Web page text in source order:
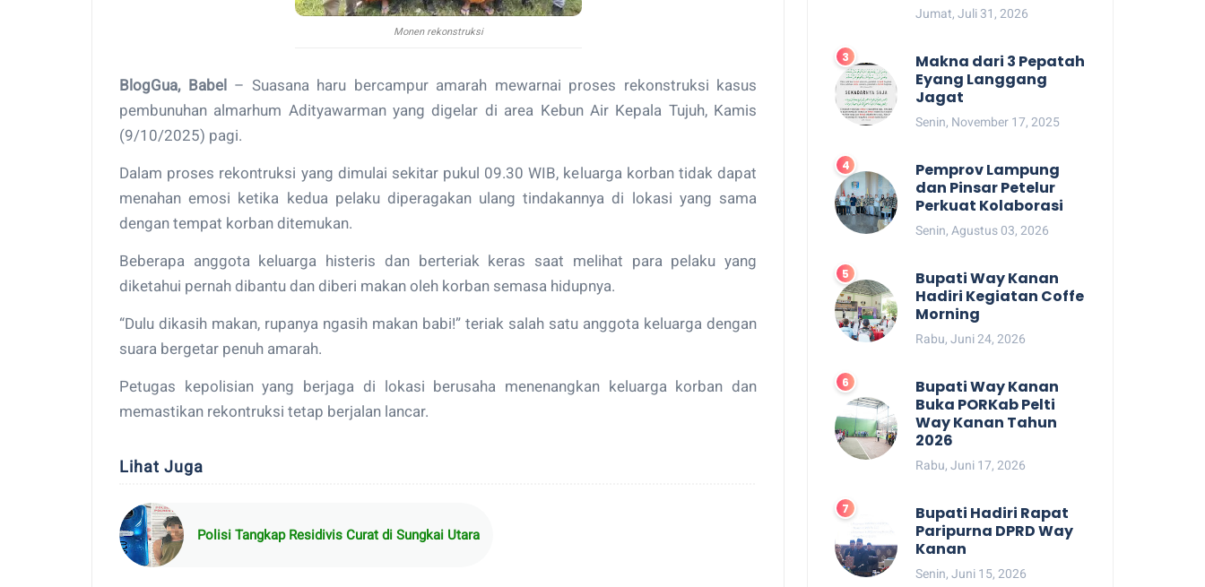
Monen rekonstruksi
BlogGua, Babel
– Suasana haru bercampur amarah mewarnai proses rekonstruksi kasus
pembunuhan almarhum Adityawarman yang digelar di area Kebun Air Kepala Tujuh, Kamis
(9/10/2025) pagi.
Dalam proses rekontruksi yang dimulai sekitar pukul 09.30 WIB, keluarga korban tidak dapat
menahan emosi ketika kedua pelaku diperagakan ulang tindakannya di lokasi yang sama
dengan tempat korban ditemukan.
Beberapa anggota keluarga histeris dan berteriak keras saat melihat para pelaku yang
diketahui pernah dibantu dan diberi makan oleh korban semasa hidupnya.
“Dulu dikasih makan, rupanya ngasih makan babi!” teriak salah satu anggota keluarga dengan
suara bergetar penuh amarah.
Petugas kepolisian yang berjaga di lokasi berusaha menenangkan keluarga korban dan
memastikan rekontruksi tetap berjalan lancar.
Lihat Juga
Polisi Tangkap Residivis Curat di Sungkai Utara
Jumat, Juli 31, 2026
Makna dari 3 Pepatah
Eyang Langgang
Jagat
Senin, November 17, 2025
Pemprov Lampung
dan Pinsar Petelur
Perkuat Kolaborasi
Senin, Agustus 03, 2026
Bupati Way Kanan
Hadiri Kegiatan Coffe
Morning
Rabu, Juni 24, 2026
Bupati Way Kanan
Buka PORKab Pelti
Way Kanan Tahun
2026
Rabu, Juni 17, 2026
Bupati Hadiri Rapat
Paripurna DPRD Way
Kanan
Senin, Juni 15, 2026